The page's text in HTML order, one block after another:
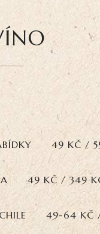
49 KČ /
49 KČ / 349
49-64 KČ